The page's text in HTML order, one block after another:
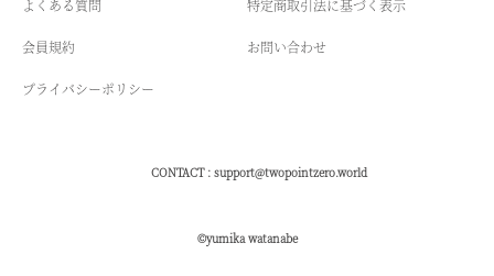
よくある質問 特定商取引法に基づく表示
会員規約 お問い合わせ
プライバシーポリシー
CONTACT : support@twopointzero.world
©yumika watanabe